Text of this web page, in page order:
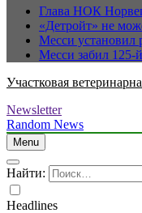
Глава НОК
«Детройт» не
Месси установил
Месси забил 125-
Участковая
Newsletter
Random News
Menu
Найти:
Headlines